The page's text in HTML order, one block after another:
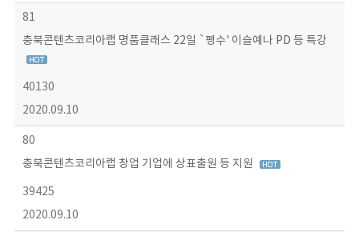
81
충북콘텐츠코리아랩 명품클래스 22일 `펭수' 이슬예나 PD 등 특강
40130
2020.09.10
80
충북콘텐츠코리아랩 창업 기업에 상표출원 등 지원
39425
2020.09.10